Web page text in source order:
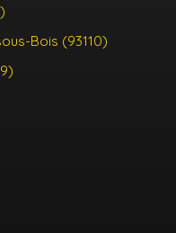
Bois (93110)